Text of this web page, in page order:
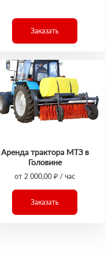
Заказать
Аренда трактора МТЗ в
Головине
от 2 000,00 ₽ / час
Заказать